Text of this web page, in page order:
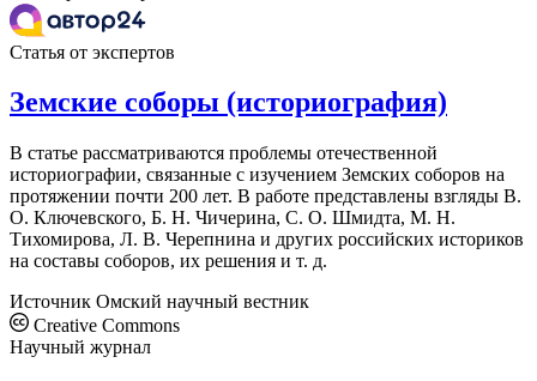
Статья от экспертов
Земские соборы (историография)
В статье рассматриваются проблемы отечественной
историографии, связанные с изучением Земских соборов на
протяжении почти 200 лет. В работе представлены взгляды В.
О. Ключевского, Б. Н. Чичерина, С. О. Шмидта, М. Н.
Тихомирова, Л. В. Черепнина и других российских историков
на составы соборов, их решения и т. д.
Источник Омский научный вестник
Creative Commons
Научный журнал